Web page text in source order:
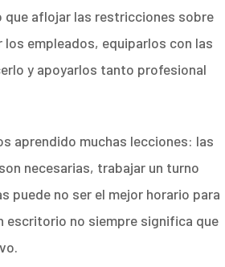
que aflojar las restricciones sobre
los empleados, equiparlos con las
y apoyarlos tanto profesional
aprendido muchas lecciones: las
necesarias, trabajar un turno
puede no ser el mejor horario para
escritorio no siempre significa que